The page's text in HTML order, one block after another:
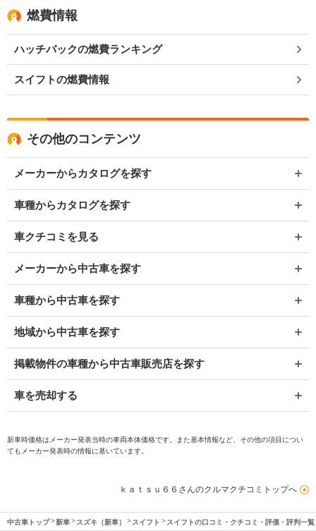
燃費情報
ハッチバックの燃費ランキング
スイフトの燃費情報
その他のコンテンツ
メーカーからカタログを探す
車種からカタログを探す
車クチコミを見る
メーカーから中古車を探す
車種から中古車を探す
地域から中古車を探す
掲載物件の車種から中古車販売店を探す
車を売却する
新車時価格はメーカー発表当時の車両本体価格です。また基本情報など、その他の項目につい
てもメーカー発表時の情報に基いています。
ｋａｔｓｕ６６さんのクルマクチコミトップへ
中古車トップ 新車 スズキ（新車） スイフト スイフトの口コミ・クチコミ・評価・評判一覧